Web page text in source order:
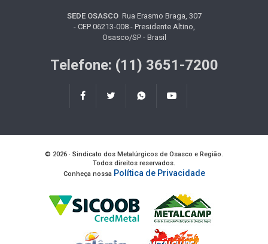
SEDE OSASCORua Erasmo Braga, 307
- CEP 06213-008 - Presidente Altino,
Osasco/SP - Brasil
Telefone: (11) 3651-7200
© 2026 · Sindicato dos Metalúrgicos de Osasco e Região.
Todos direitos reservados.
Conheça nossa Política de Privacidade